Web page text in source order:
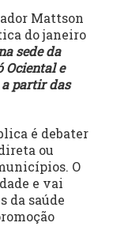
Mattson
do janeiro
sede da
Ociental e
a partir das
é debater
ou
O
e vai
da saúde